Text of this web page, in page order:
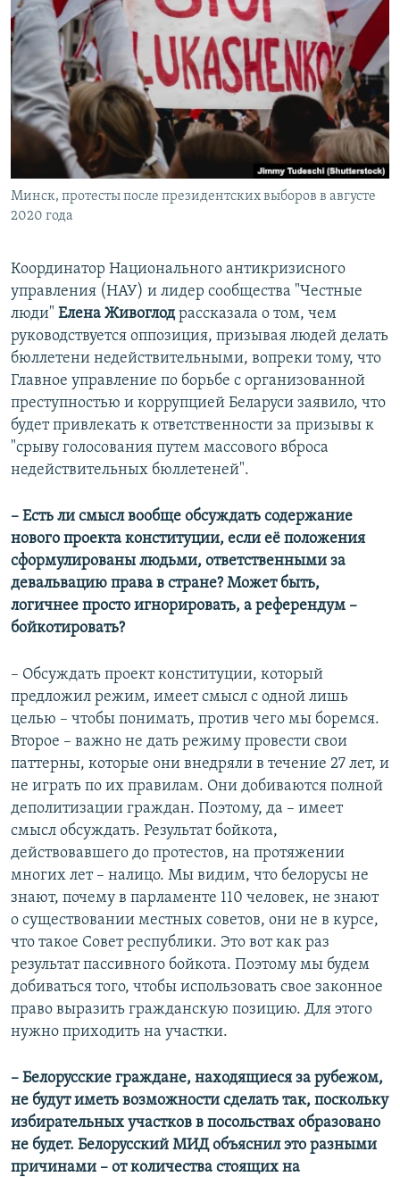
Минск, протесты после президентских выборов в августе
2020 года
Координатор Национального антикризисного
управления (НАУ) и лидер сообщества "Честные
люди" Елена Живоглодрассказала о том, чем
руководствуется оппозиция, призывая людей делать
бюллетени недействительными, вопреки тому, что
Главное управление по борьбе с организованной
преступностью и коррупцией Беларуси заявило, что
будет привлекать к ответственности за призывы к
"срыву голосования путем массового вброса
недействительных бюллетеней".
– Есть ли смысл вообще обсуждать содержание
нового проекта конституции, если её положения
сформулированы людьми, ответственными за
девальвацию права в стране? Может быть,
логичнее просто игнорировать, а референдум –
бойкотировать?
– Обсуждать проект конституции, который
предложил режим, имеет смысл с одной лишь
целью – чтобы понимать, против чего мы боремся.
Второе – важно не дать режиму провести свои
паттерны, которые они внедряли в течение 27 лет, и
не играть по их правилам. Они добиваются полной
деполитизации граждан. Поэтому, да – имеет
смысл обсуждать. Результат бойкота,
действовавшего до протестов, на протяжении
многих лет – налицо. Мы видим, что белорусы не
знают, почему в парламенте 110 человек, не знают
о существовании местных советов, они не в курсе,
что такое Совет республики. Это вот как раз
результат пассивного бойкота. Поэтому мы будем
добиваться того, чтобы использовать свое законное
право выразить гражданскую позицию. Для этого
нужно приходить на участки.
– Белорусские граждане, находящиеся за рубежом,
не будут иметь возможности сделать так, поскольку
избирательных участков в посольствах образовано
не будет. Белорусский МИД объяснил это разными
причинами – от количества стоящих на